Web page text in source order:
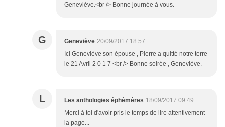
Geneviève.<br /> Bonne journée à vous.
G Geneviève 20/09/2017 18:57
Ici Geneviève son épouse , Pierre a quitté notre terre
le 21 Avril 2 0 1 7 <br /> Bonne soirée , Geneviève.
L Les anthologies éphémères 18/09/2017 09:49
Merci à toi d'avoir pris le temps de lire attentivement
la page...